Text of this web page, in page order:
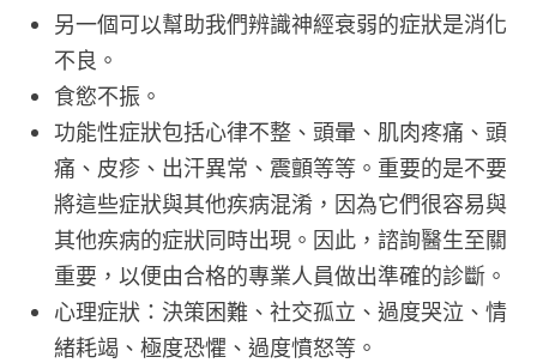
另一個可以幫助我們辨識神經衰弱的症狀是消化
不良。
食慾不振。
功能性症狀包括心律不整、頭暈、肌肉疼痛、頭
痛、皮疹、出汗異常、震顫等等。重要的是不要
將這些症狀與其他疾病混淆，因為它們很容易與
其他疾病的症狀同時出現。因此，諮詢醫生至關
重要，以便由合格的專業人員做出準確的診斷。
心理症狀：決策困難、社交孤立、過度哭泣、情
緒耗竭、極度恐懼、過度憤怒等。